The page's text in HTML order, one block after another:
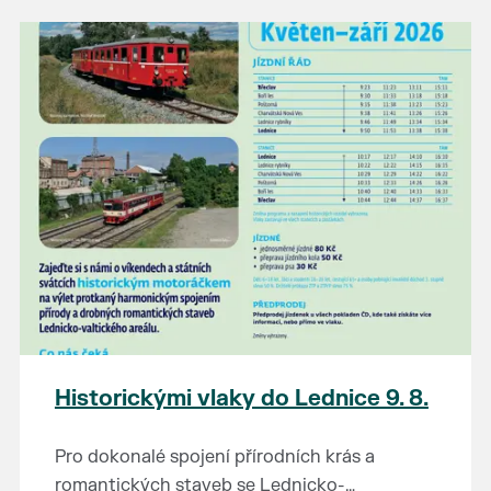
Prodejce prosíme tradičně o příchod 30
minut před začátkem, aby si vše na
prodejních místech stihli přichystat. Pokud
plánujete přijít a chcete rezervovat prodejní
místo, potvrďte prosím účast přes email
petr.vlasak@breclav.eu nebo zde v události,
ať víme, s kolika lidmi máme počítat. Počet
prodejních míst je omezen.
Těšíme se jako vždy!
Historickými vlaky do Lednice 9. 8.
Pro dokonalé spojení přírodních krás a
romantických staveb se Lednicko-